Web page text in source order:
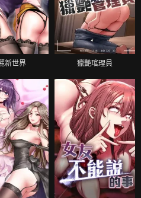
新世界 獵艷琯理員